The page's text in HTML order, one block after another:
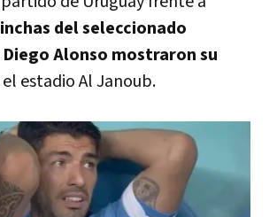
del seleccionado
Alonso mostraron su
estadio Al Janoub.